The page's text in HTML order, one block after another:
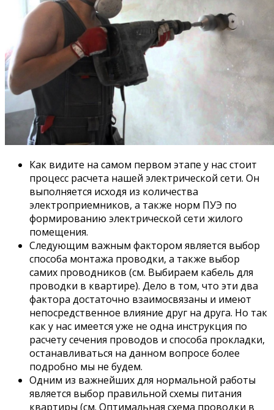
Как видите на самом первом этапе у нас стоит
процесс расчета нашей электрической сети. Он
выполняется исходя из количества
электроприемников, а также норм ПУЭ по
формированию электрической сети жилого
помещения.
Следующим важным фактором является выбор
способа монтажа проводки, а также выбор
самих проводников (см. Выбираем кабель для
проводки в квартире). Дело в том, что эти два
фактора достаточно взаимосвязаны и имеют
непосредственное влияние друг на друга. Но так
как у нас имеется уже не одна инструкция по
расчету сечения проводов и способа прокладки,
останавливаться на данном вопросе более
подробно мы не будем.
Одним из важнейших для нормальной работы
является выбор правильной схемы питания
квартиры (см. Оптимальная схема проводки в